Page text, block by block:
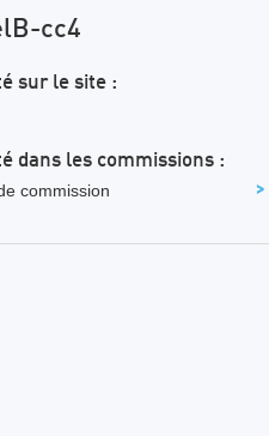
cc4
sur le site :
dans les commissions :
commission